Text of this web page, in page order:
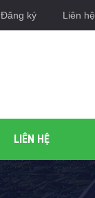
Đăng ký Liên hệ
LIÊN HỆ